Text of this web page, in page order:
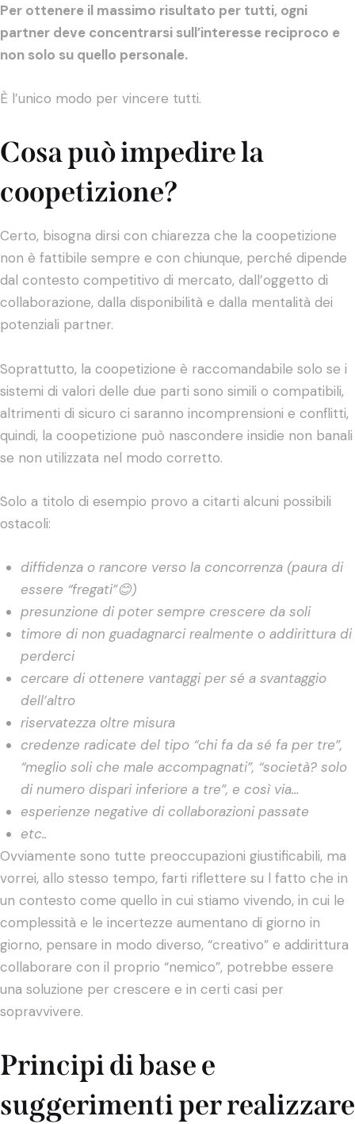
Per ottenere il massimo risultato per tutti, ogni
partner deve concentrarsi sull’interesse reciproco e
non solo su quello personale.
È l’unico modo per vincere tutti.
Cosa può impedire la
coopetizione?
Certo, bisogna dirsi con chiarezza che la coopetizione
non è fattibile sempre e con chiunque, perché dipende
dal contesto competitivo di mercato, dall’oggetto di
collaborazione, dalla disponibilità e dalla mentalità dei
potenziali partner.
Soprattutto, la coopetizione è raccomandabile solo se i
sistemi di valori delle due parti sono simili o compatibili,
altrimenti di sicuro ci saranno incomprensioni e conflitti,
quindi, la coopetizione può nascondere insidie non banali
se non utilizzata nel modo corretto.
Solo a titolo di esempio provo a citarti alcuni possibili
ostacoli:
diffidenza o rancore verso la concorrenza (paura di
essere “fregati”😊)
presunzione di poter sempre crescere da soli
timore di non guadagnarci realmente o addirittura di
perderci
cercare di ottenere vantaggi per sé a svantaggio
dell’altro
riservatezza oltre misura
credenze radicate del tipo “chi fa da sé fa per tre”,
“meglio soli che male accompagnati”, “società? solo
di numero dispari inferiore a tre”, e così via…
esperienze negative di collaborazioni passate
etc..
Ovviamente sono tutte preoccupazioni giustificabili, ma
vorrei, allo stesso tempo, farti riflettere su l fatto che in
un contesto come quello in cui stiamo vivendo, in cui le
complessità e le incertezze aumentano di giorno in
giorno, pensare in modo diverso, “creativo” e addirittura
collaborare con il proprio “nemico”, potrebbe essere
una soluzione per crescere e in certi casi per
sopravvivere.
Principi di base e
suggerimenti per realizzare